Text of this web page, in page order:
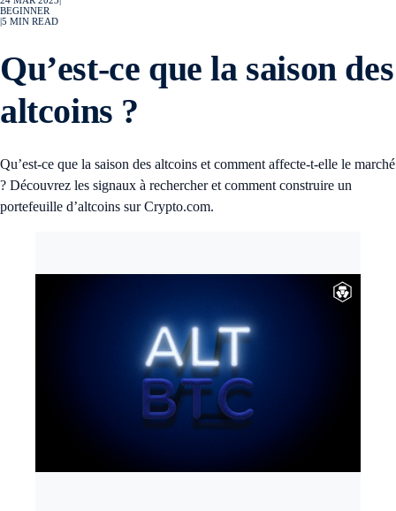
BEGINNER
5 MIN READ
Qu’est-ce que la saison des
altcoins ?
Qu’est-ce que la saison des altcoins et comment affecte-t-elle le marché
? Découvrez les signaux à rechercher et comment construire un
portefeuille d’altcoins sur Crypto.com.